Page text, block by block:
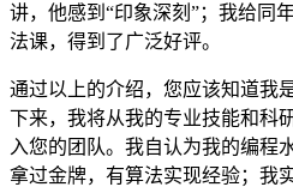
讲，他感到“印象深刻”；我给同
法课，得到了广泛好评。
通过以上的介绍，您应该知道我
下来，我将从我的专业技能和科
入您的团队。我自认为我的编程
拿过金牌，有算法实现经验；我